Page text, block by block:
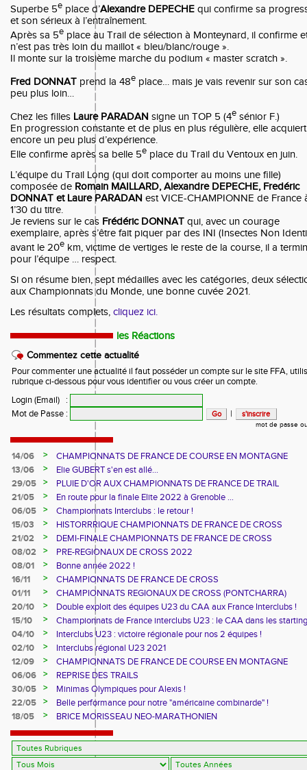
Superbe 5e place d’Alexandre DEPECHE qui confirme sa
et son sérieux à l’entraînement.
Après sa 5e place au Trail de sélection à Monteynard, il confirme
n’est pas très loin du maillot « bleu/blanc/rouge ».
Il monte sur la troisième marche du podium « master scratch ».
Fred DONNAT prend la 48e place… mais je vais revenir sur son
peu plus loin…
Chez les filles Laure PARADAN signe un TOP 5 (4e sénior F.)
En progression constante et de plus en plus régulière, elle acquiert
encore un peu plus d’expérience.
Elle confirme après sa belle 5e place du Trail du Ventoux en juin.
L’équipe du Trail Long (qui doit comporter au moins une fille)
composée de Romain MAILLARD, Alexandre DEPECHE, Fredéric
DONNAT et Laure PARADAN est VICE-CHAMPIONNE de France
1’30 du titre.
Je reviens sur le cas Frédéric DONNAT qui, avec un courage
exemplaire, après s’être fait piquer par des INI (Insectes Non
avant le 20e km, victime de vertiges le reste de la course, il a
pour l’équipe … respect.
Si on résume bien, sept médailles avec les catégories, deux
aux Championnats du Monde, une bonne cuvée 2021.
Les résultats complets, cliquez ici.
les Réactions
Commentez cette actualité
Pour commenter une actualité il faut posséder un compte sur le site FFA,
rubrique ci-dessous pour vous identifier ou vous créer un compte.
Login (Email)
:
Mot de Passe : |
mot de passe
14/06 >
CHAMPIONNATS DE FRANCE DE COURSE EN MONTAGNE
13/06
>
Elie GUBERT s'en est allé...
29/05
>
PLUIE D'OR AUX CHAMPIONNATS DE FRANCE DE TRAIL
21/05
>
En route pour la finale Elite 2022 à Grenoble ...
06/05
>
Championnats Interclubs : le retour !
15/03
>
HISTORRRIQUE CHAMPIONNATS DE FRANCE DE CROSS
21/02
>
DEMI-FINALE CHAMPIONNATS DE FRANCE DE CROSS
08/02
>
PRE-REGIONAUX DE CROSS 2022
08/01
>
Bonne année 2022 !
16/11
>
CHAMPIONNATS DE FRANCE DE CROSS
01/11
>
CHAMPIONNATS REGIONAUX DE CROSS (PONTCHARRA)
20/10
>
Double exploit des équipes U23 du CAA aux France Interclubs !
15/10
>
Championnats de France interclubs U23 : le CAA dans les
blocks !
04/10 >
Interclubs U23 : victoire régionale pour nos 2 équipes !
02/10
>
Interclubs régional U23 2021
12/09
>
CHAMPIONNATS DE FRANCE DE COURSE EN MONTAGNE
06/06
>
REPRISE DES TRAILS
30/05
>
Minimas Olympiques pour Alexis !
22/05
>
Belle performance pour notre "américaine combinarde" !
18/05
> BRICE MORISSEAU NEO-MARATHONIEN